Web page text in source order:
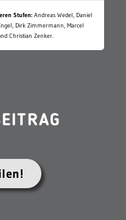
Stufen: Andreas Wedel, Daniel
Dirk Zimmermann, Marcel
Christian Zenker.